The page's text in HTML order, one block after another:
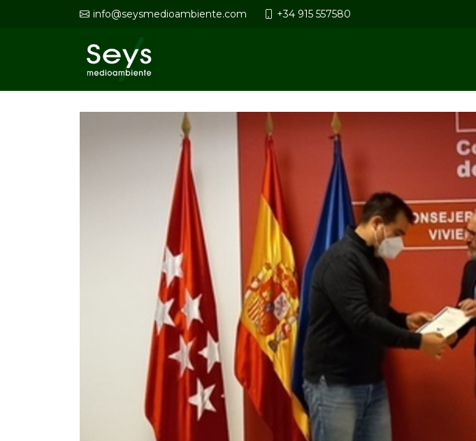
info@seysmedioambiente.com +34 915 557580